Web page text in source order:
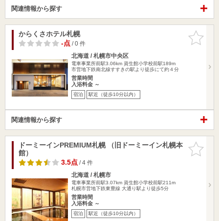
関連情報から探す
お気に入
りに追加
からくさホテル札幌
-点/ 0 件
北海道 / 札幌市中央区
電車事業所前駅3.06km 資生館小学校前駅189m
市営地下鉄南北線すすきの駅より徒歩にて約４分
営業時間
入浴料金 ～
宿泊 駅近（徒歩10分以内）
関連情報から探す
お気に入
りに追加
ドーミーインPREMIUM札幌 （旧ドーミーイン札幌本
館）
3.5点/ 4 件
北海道 / 札幌市
電車事業所前駅3.07km 資生館小学校前駅211m
札幌市営地下鉄東豊線 大通り駅より徒歩5分
営業時間
入浴料金 ～
宿泊 駅近（徒歩10分以内）